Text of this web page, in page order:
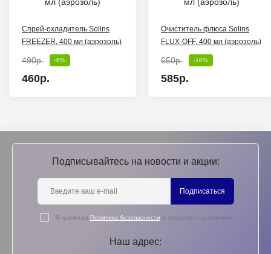
Спрей-охладитель Solins
FREEZER, 400 мл (аэрозоль)
490р. -6%
460р.
Очиститель флюса Solins
FLUX-OFF, 400 мл (аэрозоль)
650р. -10%
585р.
Подписывайтесь на новости и акции:
Подписаться
Я прочитал Политика безопасности и согласен с условиями
Наш адрес: